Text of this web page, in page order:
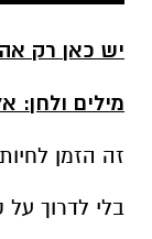
יש כאן רק
מילים ולחן:
זה הזמן לחיות
בלי לדרוך